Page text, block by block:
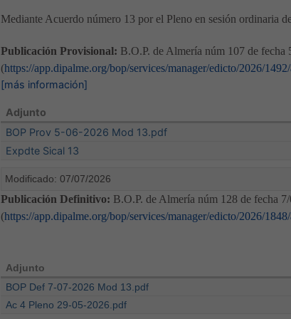
Mediante Acuerdo número 13 por el Pleno en sesión ordinaria
Publicación Provisional: B.O.P. de Almería núm 107 de fecha
(https://app.dipalme.org/bop/services/manager/edicto/2026/
[más información]
Adjunto
BOP Prov 5-06-2026 Mod 13.pdf
Expdte Sical 13
Modificado: 07/07/2026
Publicación Definitivo: B.O.P. de Almería núm 128 de fecha
(https://app.dipalme.org/bop/services/manager/edicto/2026/
Adjunto
BOP Def 7-07-2026 Mod 13.pdf
Ac 4 Pleno 29-05-2026.pdf